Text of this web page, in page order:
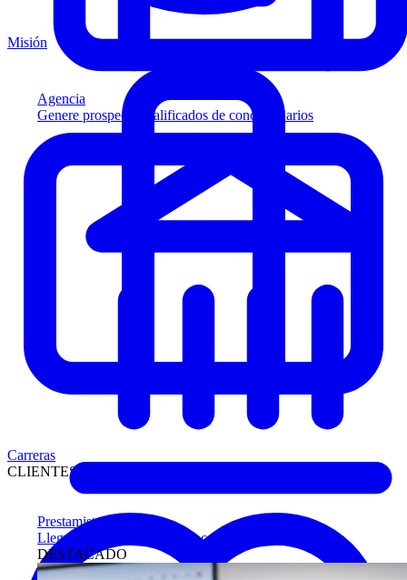
Agencia
Genere prospectos calificados de concesionarios
Prestamistas
Llegue antes a compradores calificados
DESTACADO
Misión
Carreras
CLIENTES